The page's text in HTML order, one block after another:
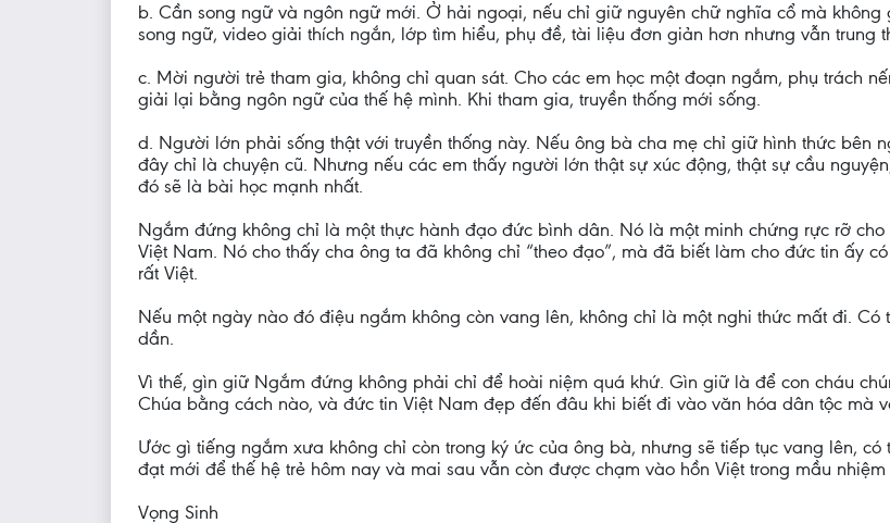
b. Cần song ngữ và ngôn ngữ mới. Ở hải ngoại, nếu chỉ giữ nguyên chữ nghĩa cổ mà
song ngữ, video giải thích ngắn, lớp tìm hiểu, phụ đề, tài liệu đơn giản hơn nhưng vẫn trung
c. Mời người trẻ tham gia, không chỉ quan sát. Cho các em học một đoạn ngắm, phụ trách
giải lại bằng ngôn ngữ của thế hệ mình. Khi tham gia, truyền thống mới sống.
d. Người lớn phải sống thật với truyền thống này. Nếu ông bà cha mẹ chỉ giữ hình thức bên
đây chỉ là chuyện cũ. Nhưng nếu các em thấy người lớn thật sự xúc động, thật sự cầu
đó sẽ là bài học mạnh nhất.
Ngắm đứng không chỉ là một thực hành đạo đức bình dân. Nó là một minh chứng rực rỡ
Việt Nam. Nó cho thấy cha ông ta đã không chỉ “theo đạo”, mà đã biết làm cho đức tin ấy
rất Việt.
Nếu một ngày nào đó điệu ngắm không còn vang lên, không chỉ là một nghi thức mất đi.
dần.
Vì thế, gìn giữ Ngắm đứng không phải chỉ để hoài niệm quá khứ. Gìn giữ là để con cháu
Chúa bằng cách nào, và đức tin Việt Nam đẹp đến đâu khi biết đi vào văn hóa dân tộc mà
Ước gì tiếng ngắm xưa không chỉ còn trong ký ức của ông bà, nhưng sẽ tiếp tục vang lên,
đạt mới để thế hệ trẻ hôm nay và mai sau vẫn còn được chạm vào hồn Việt trong mầu nhiệm
Vọng Sinh